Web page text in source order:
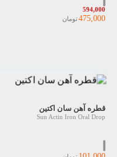
594,000
475,000تومان
قطره آهن سان اکتین
Sun Actin Iron Oral Drop